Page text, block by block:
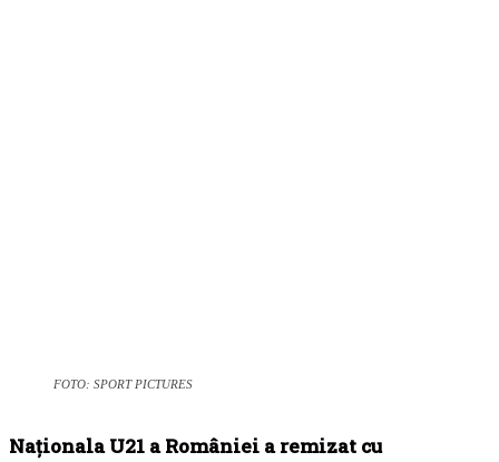
FOTO: SPORT PICTURES
Naționala U21 a României a remizat cu